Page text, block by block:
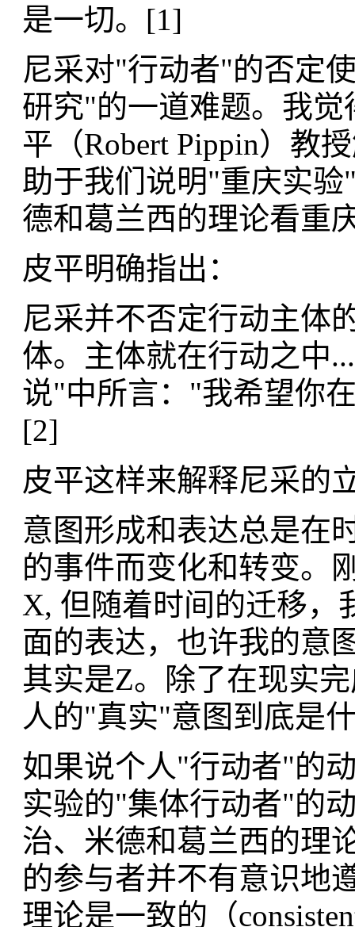
是一切。 [1]
尼采对"行动者"的否定
研究"的一道难题。我
平（​Robert Pippin）教
助于我们说明"重庆实
德和葛兰西的理论看重
皮平明确指出：
尼采并不否定行动主体
体。​主体就在行动之中
说"中所言："​我希望你
[2]
皮平这样来解释尼采的
意图形成和表达总是在
的事件而变化和转变。​
X, 但随着时间的迁移，
面的表达，​也许我的意
其实是Z。除了在现实
人的"真实"意图到底是
如果说个人"行动者"的
实验的"集体行动者"的
治、米德和葛兰西的理
的参与者并不有意识地
理论是一致的（